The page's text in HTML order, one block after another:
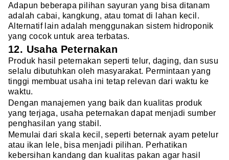
Adapun beberapa pilihan sayuran yang bisa ditanam
adalah cabai, kangkung, atau tomat di lahan kecil.
Alternatif lain adalah menggunakan sistem hidroponik
yang cocok untuk area terbatas.
12. Usaha Peternakan
Produk hasil peternakan seperti telur, daging, dan susu
selalu dibutuhkan oleh masyarakat. Permintaan yang
tinggi membuat usaha ini tetap relevan dari waktu ke
waktu.
Dengan manajemen yang baik dan kualitas produk
yang terjaga, usaha peternakan dapat menjadi sumber
penghasilan yang stabil.
Memulai dari skala kecil, seperti beternak ayam petelur
atau ikan lele, bisa menjadi pilihan. Perhatikan
kebersihan kandang dan kualitas pakan agar hasil